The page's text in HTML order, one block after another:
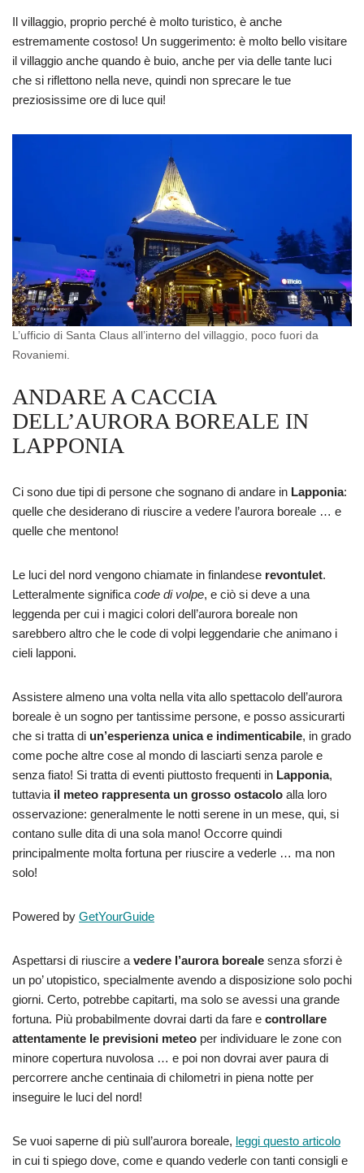
Il villaggio, proprio perché è molto turistico, è anche
estremamente costoso! Un suggerimento: è molto bello visitare
il villaggio anche quando è buio, anche per via delle tante luci
che si riflettono nella neve, quindi non sprecare le tue
preziosissime ore di luce qui!
L’ufficio di Santa Claus all’interno del villaggio, poco fuori da
Rovaniemi.
ANDARE A CACCIA
DELL’AURORA BOREALE IN
LAPPONIA
Ci sono due tipi di persone che sognano di andare in Lapponia:
quelle che desiderano di riuscire a vedere l’aurora boreale … e
quelle che mentono!
Le luci del nord vengono chiamate in finlandese revontulet.
Letteralmente significa code di volpe, e ciò si deve a una
leggenda per cui i magici colori dell’aurora boreale non
sarebbero altro che le code di volpi leggendarie che animano i
cieli lapponi.
Assistere almeno una volta nella vita allo spettacolo dell’aurora
boreale è un sogno per tantissime persone, e posso assicurarti
che si tratta di un’esperienza unica e indimenticabile, in grado
come poche altre cose al mondo di lasciarti senza parole e
senza fiato! Si tratta di eventi piuttosto frequenti in Lapponia,
tuttavia il meteo rappresenta un grosso ostacolo alla loro
osservazione: generalmente le notti serene in un mese, qui, si
contano sulle dita di una sola mano! Occorre quindi
principalmente molta fortuna per riuscire a vederle … ma non
solo!
Powered by GetYourGuide
Aspettarsi di riuscire a vedere l’aurora boreale senza sforzi è
un po’ utopistico, specialmente avendo a disposizione solo pochi
giorni. Certo, potrebbe capitarti, ma solo se avessi una grande
fortuna. Più probabilmente dovrai darti da fare e controllare
attentamente le previsioni meteo per individuare le zone con
minore copertura nuvolosa … e poi non dovrai aver paura di
percorrere anche centinaia di chilometri in piena notte per
inseguire le luci del nord!
Se vuoi saperne di più sull’aurora boreale, leggi questo articolo
in cui ti spiego dove, come e quando vederle con tanti consigli e